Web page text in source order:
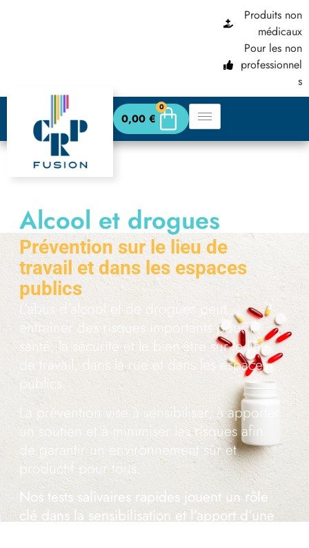
Produits non
médicaux
Pour les non
professionnel
s
0,00€
0
Alcool et drogues
Prévention sur le lieu de
travail et dans les espaces
publics
L’abus d’alcool et de drogues peut
entraîner des risques importants pour la
santé, la sécurité et le bien-être sur le lieu
de travail, dans la rue et dans les espaces
publics.
La prévention vise à sensibiliser, à apporter
un soutien et à minimiser les risques afin
de garantir un environnement sûr et
productif pour tous.
Nos tests salivaires rapides jouent un rôle
clé dans la sensibilisation et l’apport d’une